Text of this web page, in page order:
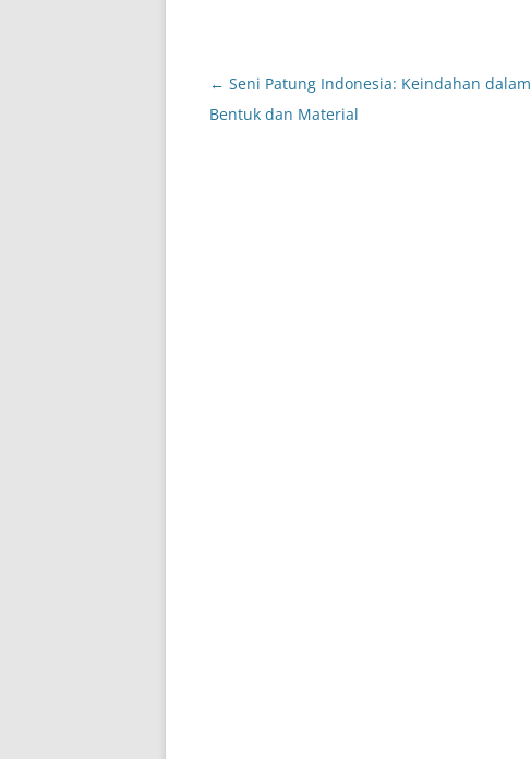
Post
navigation
← Seni Patung Indonesia: Keindahan dalam
Bentuk dan Material